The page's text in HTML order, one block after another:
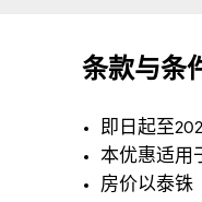
条款与条
即日起至
本优惠适用
房价以泰铢